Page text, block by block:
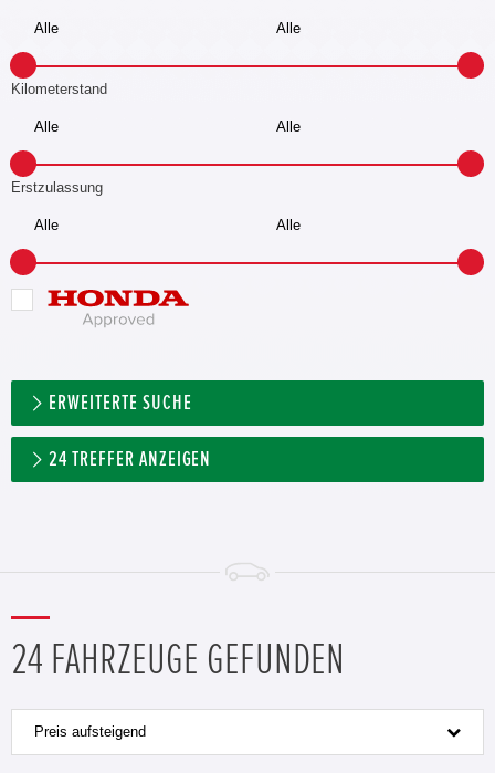
Kilometerstand
Erstzulassung
ERWEITERTE SUCHE
24 TREFFER ANZEIGEN
24 FAHRZEUGE GEFUNDEN
Preis aufsteigend